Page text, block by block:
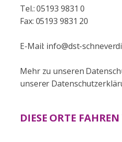
Tel.: 05193 9831 0
Fax: 05193 9831 20
E-Mail: info@dst-
Mehr zu unseren
unserer
DIESE ORTE